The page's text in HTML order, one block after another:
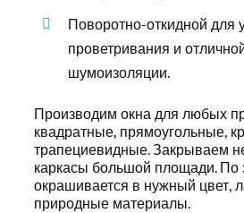
Поворотно-откидной для
проветривания и
шумоизоляции.
Производим окна для любых
квадратные, прямоугольные,
трапециевидные. Закрываем
каркасы большой площади. По
окрашивается в нужный цвет,
природные материалы.